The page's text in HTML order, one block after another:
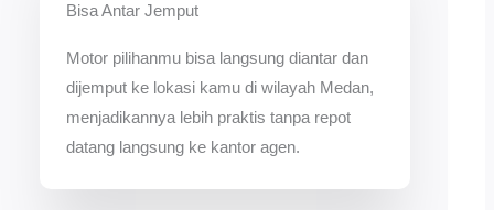
Bisa Antar Jemput
Motor pilihanmu bisa langsung diantar dan
dijemput ke lokasi kamu di wilayah Medan,
menjadikannya lebih praktis tanpa repot
datang langsung ke kantor agen.